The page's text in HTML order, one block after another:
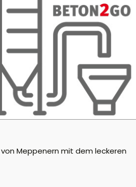
Meppenern mit dem leckeren